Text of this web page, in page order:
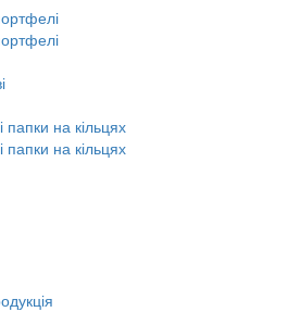
папки на кільцях
папки на кільцях